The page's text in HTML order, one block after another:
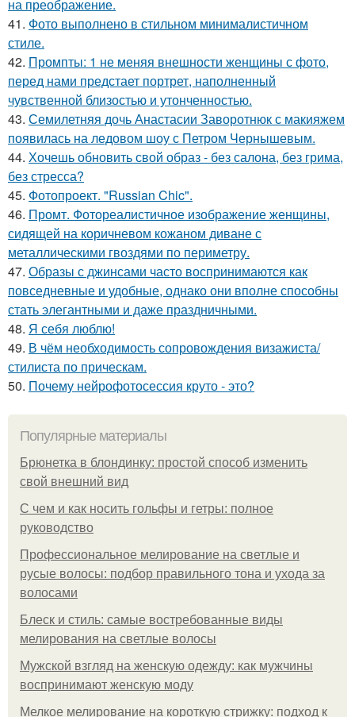
на преображение.
41. Фото выполнено в стильном минималистичном
стиле.
42. Промпты: 1 не меняя внешности женщины с фото,
перед нами предстает портрет, наполненный
чувственной близостью и утонченностью.
43. Семилетняя дочь Анастасии Заворотнюк с макияжем
появилась на ледовом шоу с Петром Чернышевым.
44. Хочешь обновить свой образ - без салона, без грима,
без стресса?
45. Фотопроект. "Russian Chic".
46. Промт. Фотореалистичное изображение женщины,
сидящей на коричневом кожаном диване с
металлическими гвоздями по периметру.
47. Образы с джинсами часто воспринимаются как
повседневные и удобные, однако они вполне способны
стать элегантными и даже праздничными.
48. Я себя люблю!
49. В чём необходимость сопровождения визажиста/
стилиста по прическам.
50. Почему нейрофотосессия круто - это?
Популярные материалы
Брюнетка в блондинку: простой способ изменить
свой внешний вид
С чем и как носить гольфы и гетры: полное
руководство
Профессиональное мелирование на светлые и
русые волосы: подбор правильного тона и ухода за
волосами
Блеск и стиль: самые востребованные виды
мелирования на светлые волосы
Мужской взгляд на женскую одежду: как мужчины
воспринимают женскую моду
Мелкое мелирование на короткую стрижку: подход к